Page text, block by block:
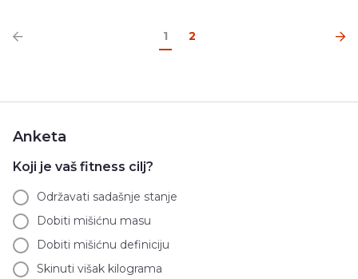
1 2
Anketa
Koji je vaš fitness cilj?
Održavati sadašnje stanje
Dobiti mišićnu masu
Dobiti mišićnu definiciju
Skinuti višak kilograma